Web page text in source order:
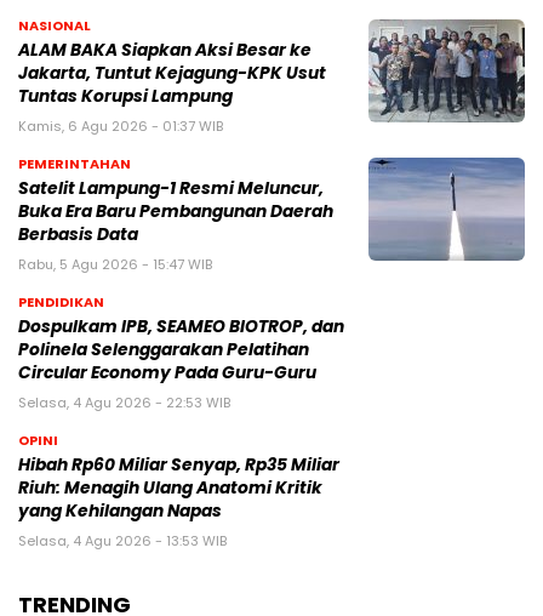
NASIONAL
ALAM BAKA Siapkan Aksi Besar ke
Jakarta, Tuntut Kejagung-KPK Usut
Tuntas Korupsi Lampung
Kamis, 6 Agu 2026 - 01:37 WIB
PEMERINTAHAN
Satelit Lampung-1 Resmi Meluncur,
Buka Era Baru Pembangunan Daerah
Berbasis Data
Rabu, 5 Agu 2026 - 15:47 WIB
PENDIDIKAN
Dospulkam IPB, SEAMEO BIOTROP, dan
Polinela Selenggarakan Pelatihan
Circular Economy Pada Guru-Guru
Selasa, 4 Agu 2026 - 22:53 WIB
OPINI
Hibah Rp60 Miliar Senyap, Rp35 Miliar
Riuh: Menagih Ulang Anatomi Kritik
yang Kehilangan Napas
Selasa, 4 Agu 2026 - 13:53 WIB
TRENDING